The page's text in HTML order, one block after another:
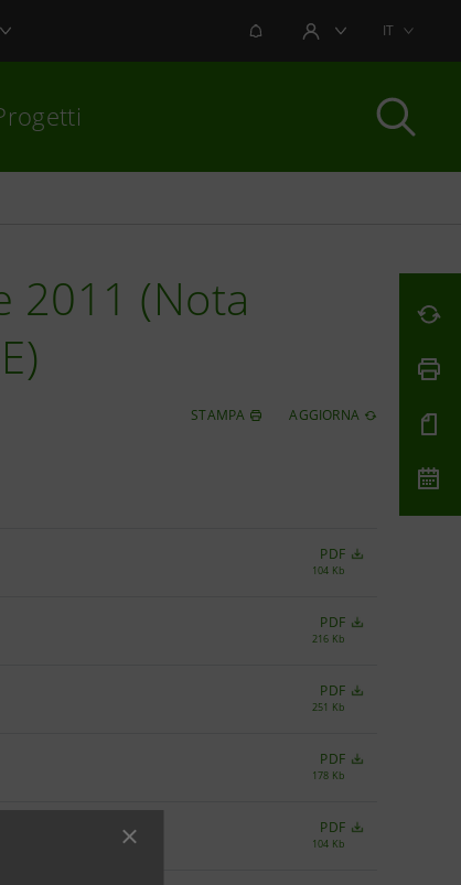
NOTIFICHEAREA UTENTEIT
2011 (Nota
STAMPA AGGIORNA
PDF
104 Kb
PDF
216 Kb
PDF
251 Kb
PDF
178 Kb
PDF
104 Kb